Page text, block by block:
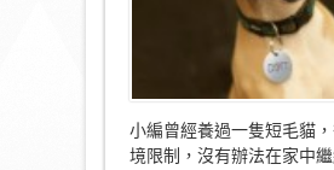
哩〉
中
小編曾經養過一隻短毛貓
境限制，沒有辦法在家中